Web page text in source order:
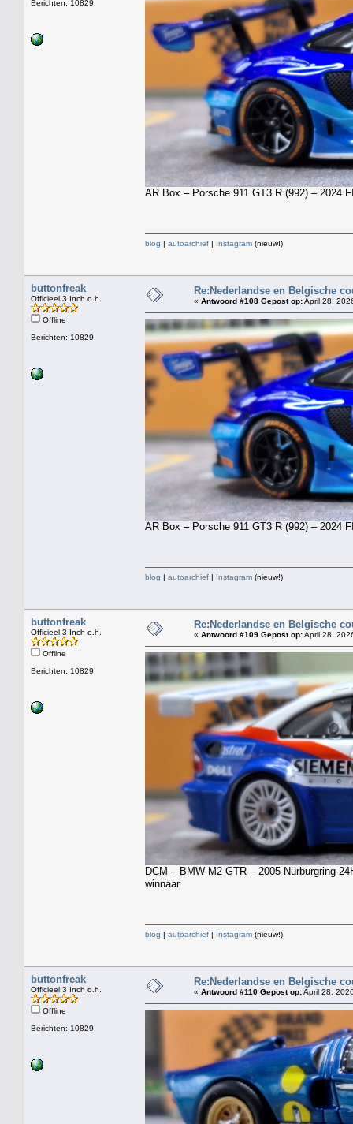
Berichten: 10829
AR Box – Porsche 911 GT3 R (992) – 2024
blog | autoarchief | Instagram (nieuw!)
buttonfreak
Officieel 3 Inch o.h.
Offline
Berichten: 10829
Re:Nederlandse en Belgische
« Antwoord #108 Gepost op:April 28,
AR Box – Porsche 911 GT3 R (992) – 2024
blog | autoarchief | Instagram (nieuw!)
buttonfreak
Officieel 3 Inch o.h.
Offline
Berichten: 10829
Re:Nederlandse en Belgische
« Antwoord #109 Gepost op:April 28,
DCM – BMW M2 GTR – 2005 Nürburgring
winnaar
blog | autoarchief | Instagram (nieuw!)
buttonfreak
Officieel 3 Inch o.h.
Offline
Berichten: 10829
Re:Nederlandse en Belgische
« Antwoord #110 Gepost op:April 28,